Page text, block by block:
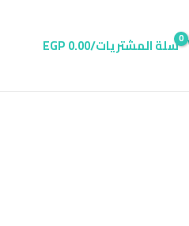
سلة المشتريات/0.00
EGP